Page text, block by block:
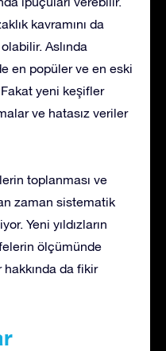
kavramını da
Aslında
en popüler ve en eski
Fakat yeni keşifler
ve hatasız veriler
toplanması ve
zaman sistematik
Yeni yıldızların
ölçümünde
da fikir